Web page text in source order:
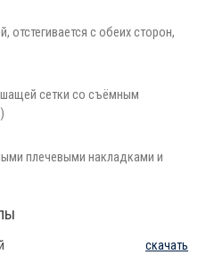
отстегивается с обеих сторон,
сетки со съёмным
плечевыми накладками и
скачать